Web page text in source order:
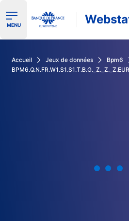
Ouvrir le menu de navigation
MENU
Accueil Jeux de données
Bpm6